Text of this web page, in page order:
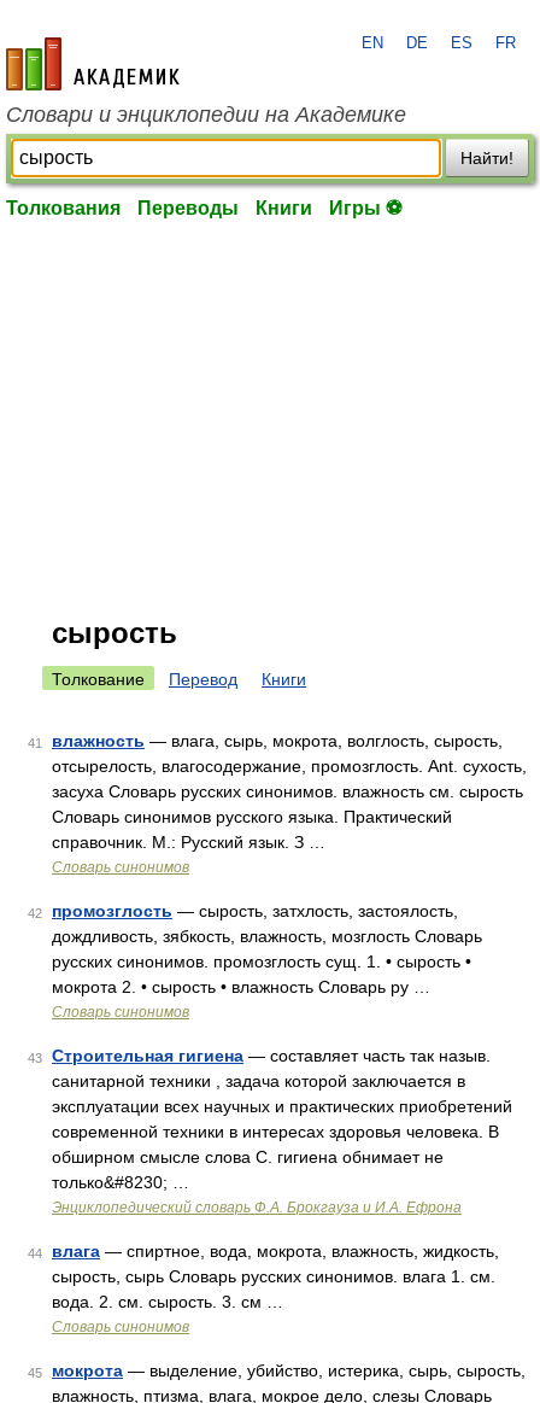
academic.ru
EN DE ES FR
Словари и энциклопедии на Академике
Найти!
Толкования Переводы Книги Игры ⚽
сырость
Толкование Перевод Книги
41 влажность — влага, сырь, мокрота, волглость, сырость,
отсырелость, влагосодержание, промозглость. Ant. сухость,
засуха Словарь русских синонимов. влажность см. сырость
Словарь синонимов русского языка. Практический
справочник. М.: Русский язык. З …
Словарь синонимов
42 промозглость — сырость, затхлость, застоялость,
дождливость, зябкость, влажность, мозглость Словарь
русских синонимов. промозглость сущ. 1. • сырость •
мокрота 2. • сырость • влажность Словарь ру …
Словарь синонимов
43 Строительная гигиена — составляет часть так назыв.
санитарной техники , задача которой заключается в
эксплуатации всех научных и практических приобретений
современной техники в интересах здоровья человека. В
обширном смысле слова С. гигиена обнимает не
только&#8230; …
Энциклопедический словарь Ф.А. Брокгауза и И.А. Ефрона
44 влага — спиртное, вода, мокрота, влажность, жидкость,
сырость, сырь Словарь русских синонимов. влага 1. см.
вода. 2. см. сырость. 3. см …
Словарь синонимов
45 мокрота — выделение, убийство, истерика, сырь, сырость,
влажность, птизма, влага, мокрое дело, слезы Словарь